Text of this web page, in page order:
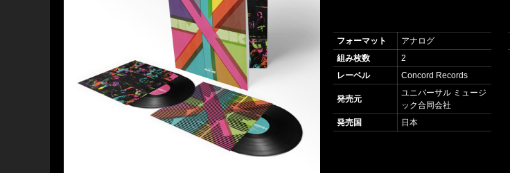
フォーマット
アナログ
組み枚数
2
レーベル
Concord Records
発売元
ユニバーサル ミュージ
ック合同会社
発売国
日本